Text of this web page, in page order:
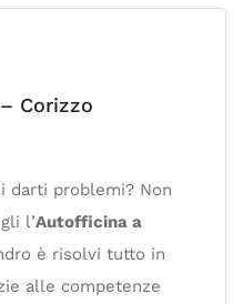
Corizzo
darti problemi? Non
l’Autofficina a
è risolvi tutto in
alle competenze